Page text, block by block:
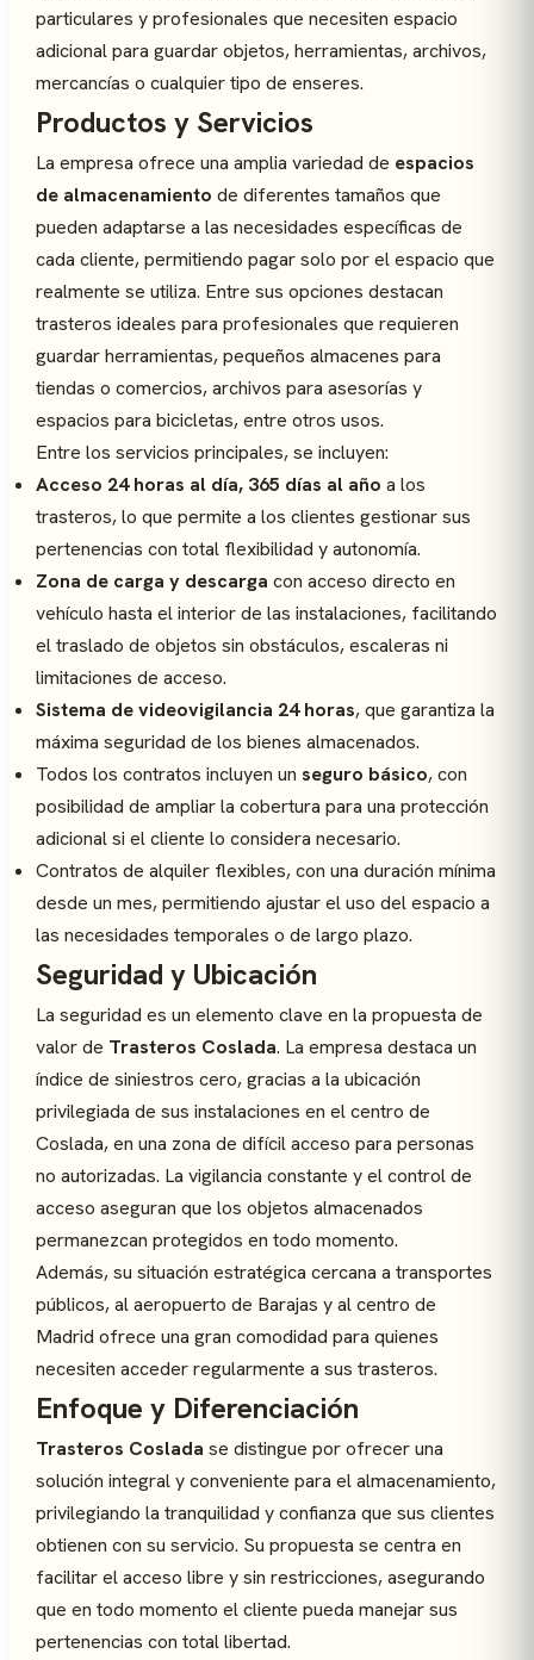
particulares y profesionales que necesiten espacio
adicional para guardar objetos, herramientas, archivos,
mercancías o cualquier tipo de enseres.
Productos y Servicios
La empresa ofrece una amplia variedad de espacios
de almacenamiento de diferentes tamaños que
pueden adaptarse a las necesidades específicas de
cada cliente, permitiendo pagar solo por el espacio que
realmente se utiliza. Entre sus opciones destacan
trasteros ideales para profesionales que requieren
guardar herramientas, pequeños almacenes para
tiendas o comercios, archivos para asesorías y
espacios para bicicletas, entre otros usos.
Entre los servicios principales, se incluyen:
Acceso 24 horas al día, 365 días al año a los
trasteros, lo que permite a los clientes gestionar sus
pertenencias con total flexibilidad y autonomía.
Zona de carga y descarga con acceso directo en
vehículo hasta el interior de las instalaciones, facilitando
el traslado de objetos sin obstáculos, escaleras ni
limitaciones de acceso.
Sistema de videovigilancia 24 horas, que garantiza la
máxima seguridad de los bienes almacenados.
Todos los contratos incluyen un seguro básico, con
posibilidad de ampliar la cobertura para una protección
adicional si el cliente lo considera necesario.
Contratos de alquiler flexibles, con una duración mínima
desde un mes, permitiendo ajustar el uso del espacio a
las necesidades temporales o de largo plazo.
Seguridad y Ubicación
La seguridad es un elemento clave en la propuesta de
valor de Trasteros Coslada. La empresa destaca un
índice de siniestros cero, gracias a la ubicación
privilegiada de sus instalaciones en el centro de
Coslada, en una zona de difícil acceso para personas
no autorizadas. La vigilancia constante y el control de
acceso aseguran que los objetos almacenados
permanezcan protegidos en todo momento.
Además, su situación estratégica cercana a transportes
públicos, al aeropuerto de Barajas y al centro de
Madrid ofrece una gran comodidad para quienes
necesiten acceder regularmente a sus trasteros.
Enfoque y Diferenciación
Trasteros Coslada se distingue por ofrecer una
solución integral y conveniente para el almacenamiento,
privilegiando la tranquilidad y confianza que sus clientes
obtienen con su servicio. Su propuesta se centra en
facilitar el acceso libre y sin restricciones, asegurando
que en todo momento el cliente pueda manejar sus
pertenencias con total libertad.